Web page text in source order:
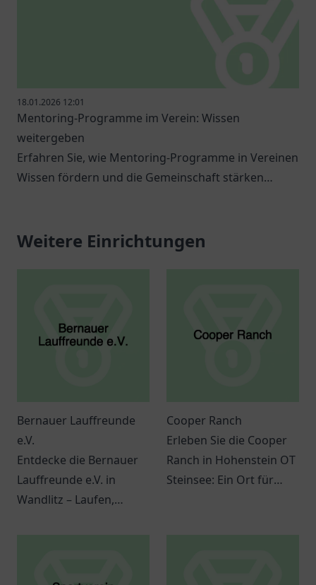
18.01.2026 12:01
Mentoring-Programme im Verein: Wissen
weitergeben
Erfahren Sie, wie Mentoring-Programme in Vereinen
Wissen fördern und die Gemeinschaft stärken
Weitere Einrichtungen
Bernauer Lauffreunde
e.V.
Entdecke die Bernauer
Lauffreunde e.V. in
Wandlitz – Laufen,
Cooper Ranch
Erleben Sie die Cooper
Ranch in Hohenstein OT
Steinsee: Ein Ort für